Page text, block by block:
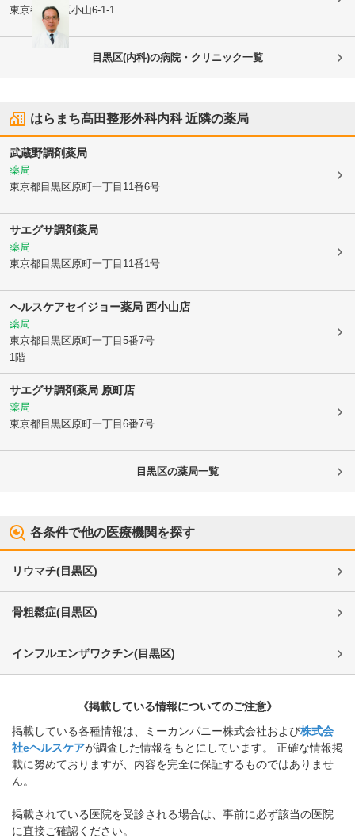
東京都品川区小山6-1-1
目黒区(内科)の病院・クリニック一覧
はらまち髙田整形外科内科近隣の薬局
武蔵野調剤薬局
薬局
東京都目黒区 原町一丁目11番6号
サエグサ調剤薬局
薬局
東京都目黒区 原町一丁目11番1号
ヘルスケアセイジョー薬局 西小山店
薬局
東京都目黒区 原町一丁目5番7号
1階
サエグサ調剤薬局 原町店
薬局
東京都目黒区 原町一丁目6番7号
目黒区の薬局一覧
各条件で他の医療機関を探す
リウマチ(目黒区)
骨粗鬆症(目黒区)
インフルエンザワクチン(目黒区)
《掲載している情報についてのご注意》
掲載している各種情報は、ミーカンパニー株式会社および株式会
社eヘルスケアが調査した情報をもとにしています。 正確な情報掲
載に努めておりますが、内容を完全に保証するものではありませ
ん。
掲載されている医院を受診される場合は、事前に必ず該当の医院
に直接ご確認ください。